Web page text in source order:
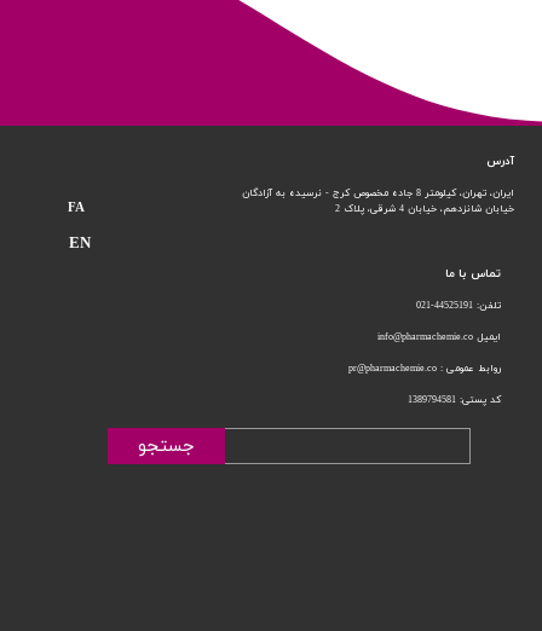
تماس با ما
تلفن: 44525191-021
ایمیل info@pharmachemie.co
روابط عمومی : pr@pharmachemie.co
کد پستی: 1389794581
آدرس
ایران، تهران، کیلومتر 8 جاده مخصوص کرج - نرسیده به آزادگان
خیابان شانزدهم، خیابان 4 شرقی، پلاک 2
جستجو
FA